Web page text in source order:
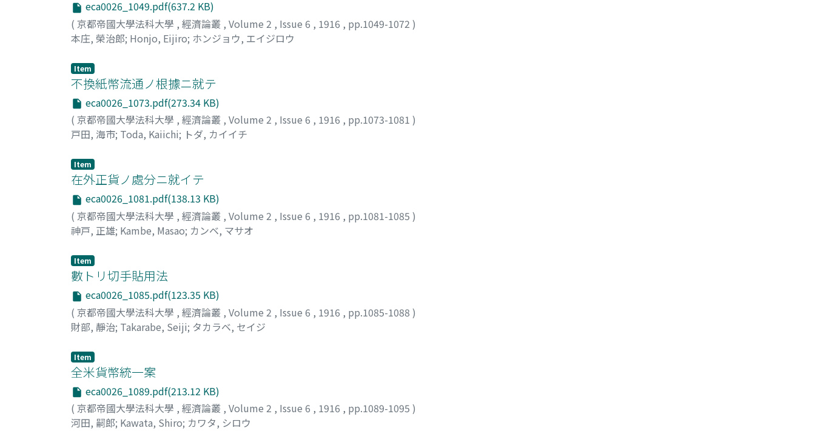
eca0026_1049.pdf(637.2 KB)
( 京都帝國大學法科大學 , 經濟論叢 , Volume 2 , Issue 6 , 1916 , pp.1049-1072 )
本庄, 榮治郎; Honjo, Eijiro; ホンジョウ, エイジロウ
Item
不換紙幣流通ノ根據ニ就テ
eca0026_1073.pdf(273.34 KB)
( 京都帝國大學法科大學 , 經濟論叢 , Volume 2 , Issue 6 , 1916 , pp.1073-1081 )
戸田, 海市; Toda, Kaiichi; トダ, カイイチ
Item
在外正貨ノ處分ニ就イテ
eca0026_1081.pdf(138.13 KB)
( 京都帝國大學法科大學 , 經濟論叢 , Volume 2 , Issue 6 , 1916 , pp.1081-1085 )
神戸, 正雄; Kambe, Masao; カンベ, マサオ
Item
數トリ切手貼用法
eca0026_1085.pdf(123.35 KB)
( 京都帝國大學法科大學 , 經濟論叢 , Volume 2 , Issue 6 , 1916 , pp.1085-1088 )
財部, 靜治; Takarabe, Seiji; タカラベ, セイジ
Item
全米貨幣統一案
eca0026_1089.pdf(213.12 KB)
( 京都帝國大學法科大學 , 經濟論叢 , Volume 2 , Issue 6 , 1916 , pp.1089-1095 )
河田, 嗣郎; Kawata, Shiro; カワタ, シロウ